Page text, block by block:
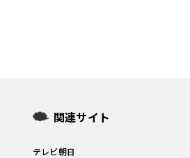
関連サイト
テレビ朝日